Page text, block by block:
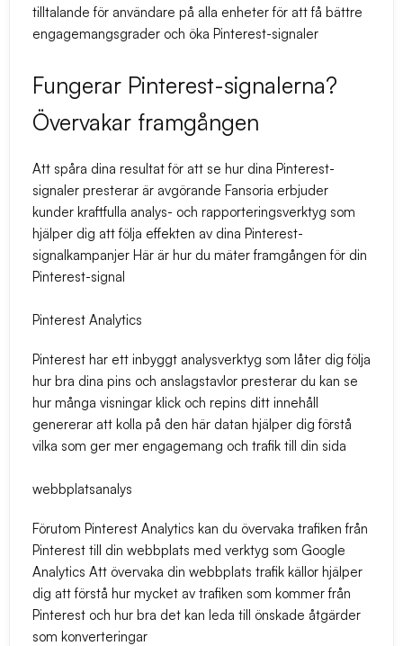
tilltalande för användare på alla enheter för att få bättre
engagemangsgrader och öka Pinterest-signaler
Fungerar Pinterest-signalerna?
Övervakar framgången
Att spåra dina resultat för att se hur dina Pinterest-
signaler presterar är avgörande Fansoria erbjuder
kunder kraftfulla analys- och rapporteringsverktyg som
hjälper dig att följa effekten av dina Pinterest-
signalkampanjer Här är hur du mäter framgången för din
Pinterest-signal
Pinterest Analytics
Pinterest har ett inbyggt analysverktyg som låter dig följa
hur bra dina pins och anslagstavlor presterar du kan se
hur många visningar klick och repins ditt innehåll
genererar att kolla på den här datan hjälper dig förstå
vilka som ger mer engagemang och trafik till din sida
webbplatsanalys
Förutom Pinterest Analytics kan du övervaka trafiken från
Pinterest till din webbplats med verktyg som Google
Analytics Att övervaka din webbplats trafik källor hjälper
dig att förstå hur mycket av trafiken som kommer från
Pinterest och hur bra det kan leda till önskade åtgärder
som konverteringar